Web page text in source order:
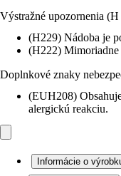
Výstražné upozornenia
(H229) Nádoba je
(H222)
Doplnkové znaky
(EUH208)
alergickú reakciu.
Informácie o